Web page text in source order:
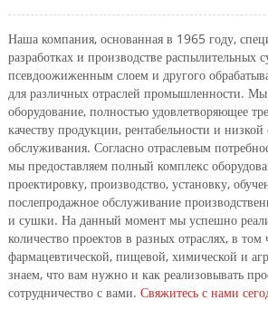
Наша компания, основанная в 1965 году,
разработках и производстве распылительных
псевдоожиженным слоем и другого
для различных отраслей промышленности. Мы
оборудование, полностью удовлетворяющее
качеству продукции, рентабельности и низкой
обслуживания. Согласно отраслевым
мы предоставляем полный комплекс
проектировку, производство, установку,
послепродажное обслуживание
и сушки. На данный момент мы успешно
количество проектов в разных отраслях, в том
фармацевтической, пищевой, химической и
знаем, что вам нужно и как реализовывать
сотрудничество с вами. Свяжитесь с нами